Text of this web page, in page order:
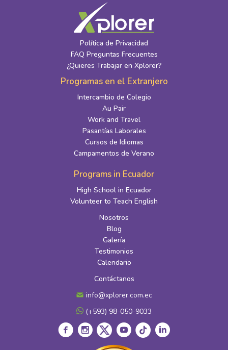
Política de Privacidad
FAQ Preguntas Frecuentes
¿Quieres Trabajar en Xplorer?
Programas en el Extranjero
Intercambio de Colegio
Au Pair
Work and Travel
Pasantías Laborales
Cursos de Idiomas
Campamentos de Verano
Programs in Ecuador
High School in Ecuador
Volunteer to Teach English
Nosotros
Blog
Galería
Testimonios
Calendario
Contáctanos
info@xplorer.com.ec
(+593) 98-050-9033